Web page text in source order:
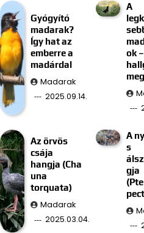
Gyógyító
madarak?
Így hat az
emberre a
madárdal
Madarak
2025.09.14.
A
ok –
Az örvös
csája
hangja (Cha
una
torquata)
Madarak
2025.03.04.
A
s
gja